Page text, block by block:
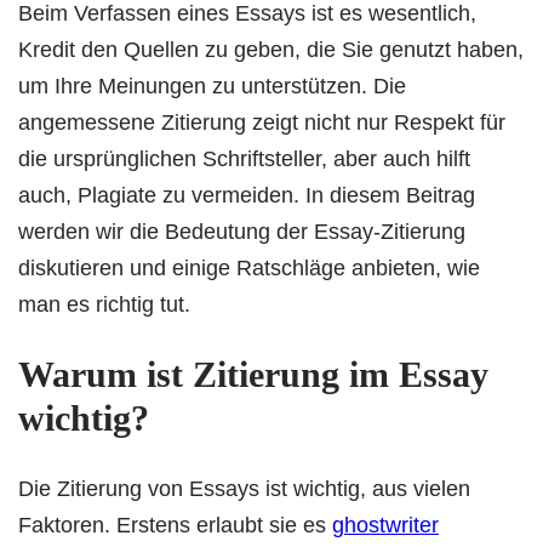
Beim Verfassen eines Essays ist es wesentlich,
Kredit den Quellen zu geben, die Sie genutzt haben,
um Ihre Meinungen zu unterstützen. Die
angemessene Zitierung zeigt nicht nur Respekt für
die ursprünglichen Schriftsteller, aber auch hilft
auch, Plagiate zu vermeiden. In diesem Beitrag
werden wir die Bedeutung der Essay-Zitierung
diskutieren und einige Ratschläge anbieten, wie
man es richtig tut.
Warum ist Zitierung im Essay
wichtig?
Die Zitierung von Essays ist wichtig, aus vielen
Faktoren. Erstens erlaubt sie es ghostwriter